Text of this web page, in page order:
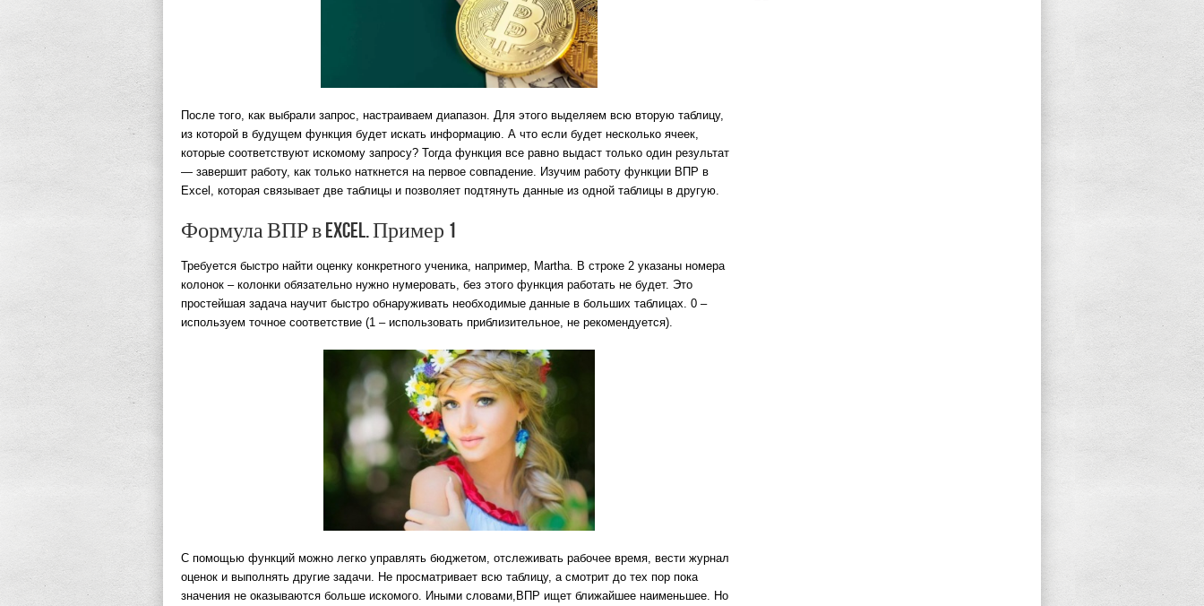
После того, как выбрали запрос, настраиваем диапазон. Для этого выделяем всю вторую таблицу,
из которой в будущем функция будет искать информацию. А что если будет несколько ячеек,
которые соответствуют искомому запросу? Тогда функция все равно выдаст только один результат
— завершит работу, как только наткнется на первое совпадение. Изучим работу функции ВПР в
Excel, которая связывает две таблицы и позволяет подтянуть данные из одной таблицы в другую.
Формула ВПР в Excel. Пример 1
Требуется быстро найти оценку конкретного ученика, например, Martha. В строке 2 указаны номера
колонок – колонки обязательно нужно нумеровать, без этого функция работать не будет. Это
простейшая задача научит быстро обнаруживать необходимые данные в больших таблицах. 0 –
используем точное соответствие (1 – использовать приблизительное, не рекомендуется).
С помощью функций можно легко управлять бюджетом, отслеживать рабочее время, вести журнал
оценок и выполнять другие задачи. Не просматривает всю таблицу, а смотрит до тех пор пока
значения не оказываются больше искомого. Иными словами,ВПР ищет ближайшее наименьшее. Но